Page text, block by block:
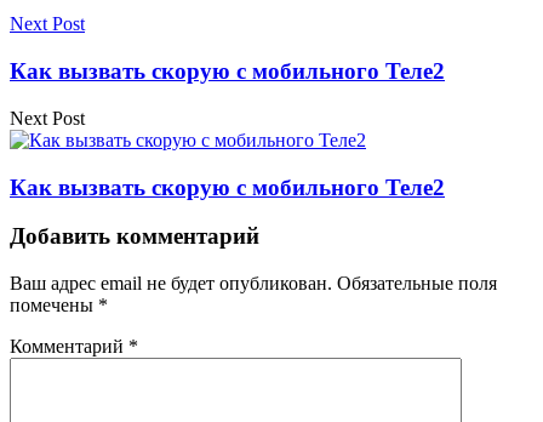
Next Post
Как вызвать скорую с мобильного Теле2
Next Post
Как вызвать скорую с мобильного Теле2
Добавить комментарий
Ваш адрес email не будет опубликован. Обязательные поля
помечены *
Комментарий *